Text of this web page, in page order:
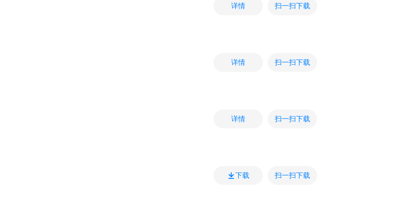
详情 扫一扫下载
详情 扫一扫下载
详情 扫一扫下载
下载 扫一扫下载